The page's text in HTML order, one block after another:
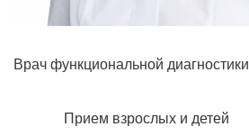
Врач функциональной диагностики
Прием взрослых и детей